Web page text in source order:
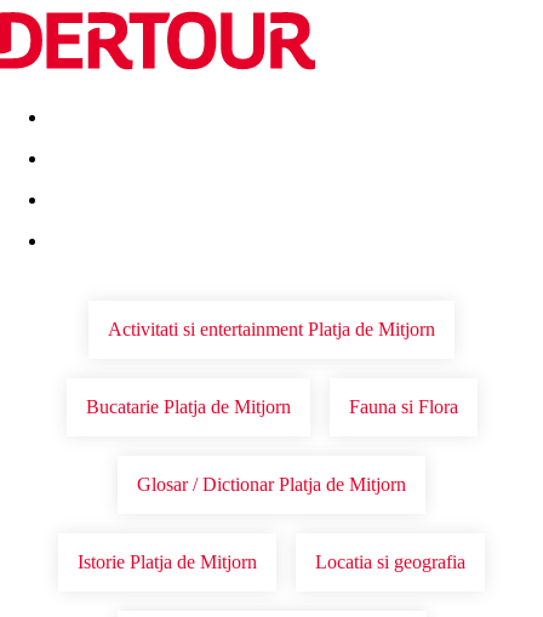
Destinatii Vacanta perfecta OFERTE DE NERATAT
Activitati si entertainment Platja de Mitjorn
Bucatarie Platja de Mitjorn Fauna si Flora
Glosar / Dictionar Platja de Mitjorn
Istorie Platja de Mitjorn Locatia si geografia